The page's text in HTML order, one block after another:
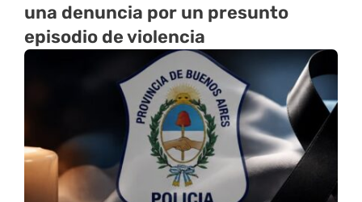
una denuncia por un presunto
episodio de violencia